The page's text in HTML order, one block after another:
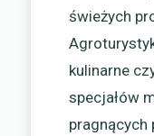
świeżych
kulinarne
specjałów
pragnących